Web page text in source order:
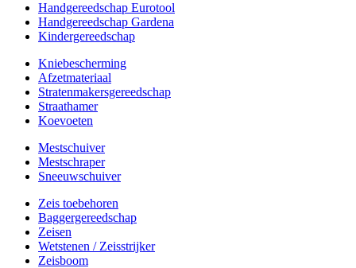
Handgereedschap Eurotool
Handgereedschap Gardena
Kindergereedschap
Kniebescherming
Afzetmateriaal
Stratenmakersgereedschap
Straathamer
Koevoeten
Mestschuiver
Mestschraper
Sneeuwschuiver
Zeis toebehoren
Baggergereedschap
Zeisen
Wetstenen / Zeisstrijker
Zeisboom